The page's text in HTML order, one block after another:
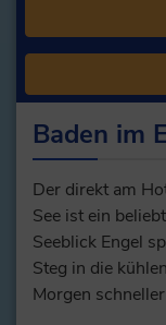
Baden im
Der direkt am
See ist ein
Seeblick Engel
Steg in die
Morgen